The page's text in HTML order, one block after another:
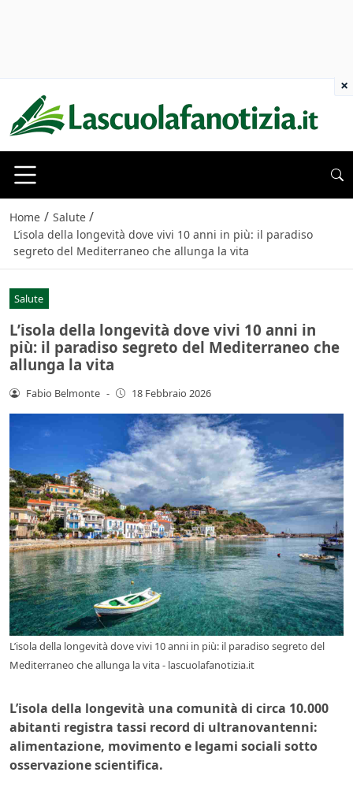
Home / Salute /
L’isola della longevità dove vivi 10 anni in più: il paradiso
segreto del Mediterraneo che allunga la vita
Salute
L’isola della longevità dove vivi 10 anni in
più: il paradiso segreto del Mediterraneo che
allunga la vita
Fabio Belmonte - 18 Febbraio 2026
L’isola della longevità dove vivi 10 anni in più: il paradiso segreto del
Mediterraneo che allunga la vita - lascuolafanotizia.it
L’isola della longevità una comunità di circa 10.000
abitanti registra tassi record di ultranovantenni:
alimentazione, movimento e legami sociali sotto
osservazione scientifica.
×